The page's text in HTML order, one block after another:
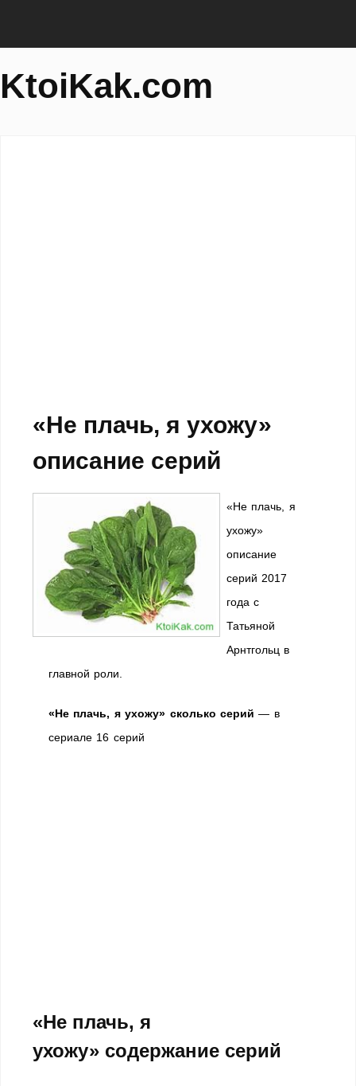
KtoiKak.com
«Не плачь, я ухожу»
описание серий
«Не плачь, я
ухожу»
описание
серий 2017
года с
Татьяной
Арнтгольц в
главной роли.
«Не плачь, я ухожу» сколько серий— в
сериале 16 серий
«Не плачь, я
ухожу» содержание серий